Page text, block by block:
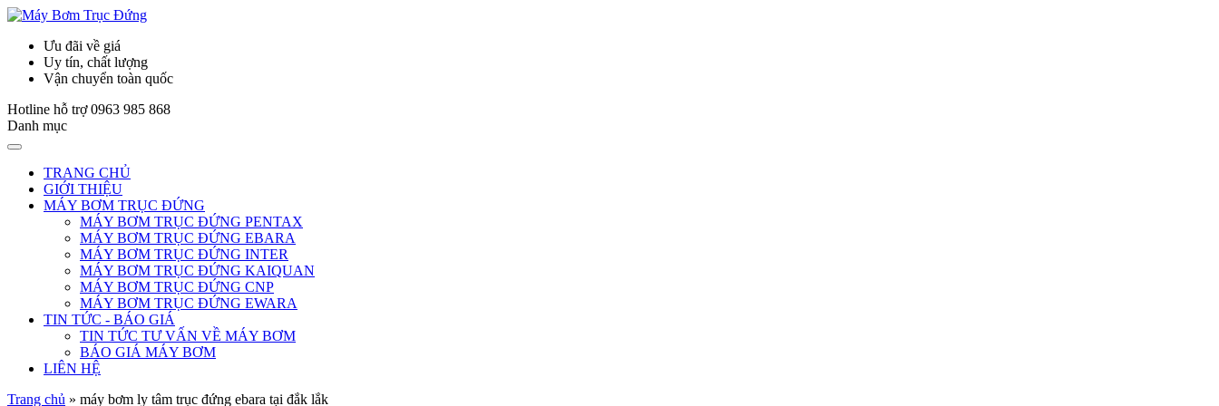
Ưu đãi về giá
Uy tín, chất lượng
Vận chuyển toàn quốc
Hotline hỗ trợ 0963 985 868
Danh mục
TRANG CHỦ
GIỚI THIỆU
MÁY BƠM TRỤC ĐỨNG
MÁY BƠM TRỤC ĐỨNG PENTAX
MÁY BƠM TRỤC ĐỨNG EBARA
MÁY BƠM TRỤC ĐỨNG INTER
MÁY BƠM TRỤC ĐỨNG KAIQUAN
MÁY BƠM TRỤC ĐỨNG CNP
MÁY BƠM TRỤC ĐỨNG EWARA
TIN TỨC - BÁO GIÁ
TIN TỨC TƯ VẤN VỀ MÁY BƠM
BÁO GIÁ MÁY BƠM
LIÊN HỆ
Trang chủ » máy bơm ly tâm trục đứng ebara tại đắk lắk